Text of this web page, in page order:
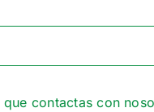
contactas con